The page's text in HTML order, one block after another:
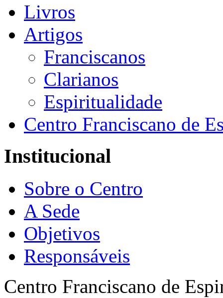
Livros
Artigos
Franciscanos
Clarianos
Espiritualidade
Centro Franciscano de
Institucional
Sobre o Centro
A Sede
Objetivos
Responsáveis
Centro Franciscano de